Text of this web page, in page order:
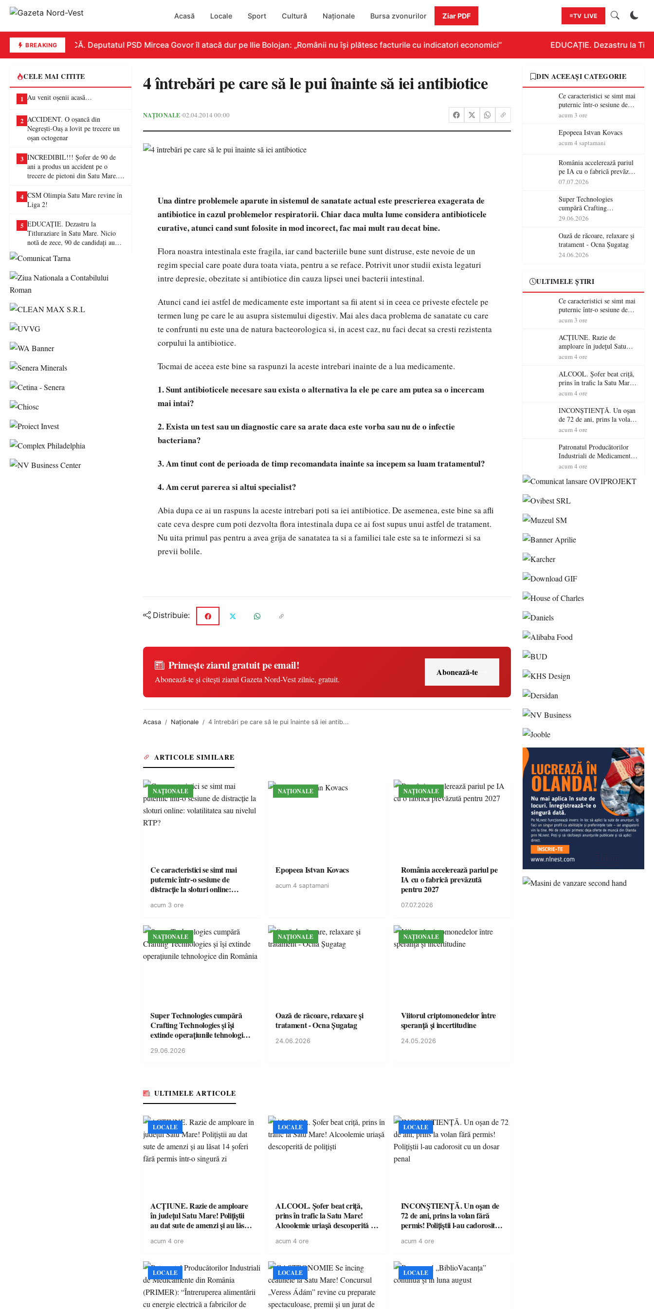
Acasă Locale Sport Cultură Naționale Bursa zvonurilor Ziar PDF TV LIVE
BREAKINGREPLICĂ. Deputatul PSD Mircea Govor îl atacă dur pe Ilie Bolojan: „Românii nu își plătesc facturile cu indicatori economici” EDUCAȚIE. Dezastru la
CELE MAI CITITE
1 Au venit oșenii acasă…
2 ACCIDENT. O oșancă din
Negrești-Oaș a lovit pe trecere un
oșan octogenar
3 INCREDIBIL!!! Șofer de 90 de
ani a produs un accident pe o
trecere de pietoni din Satu Mare. O
4 CSM Olimpia Satu Mare revine în
Liga 2!
5 EDUCAȚIE. Dezastru la
Titluraziare în Satu Mare. Nicio
notă de zece, 90 de candidați au
4 întrebări pe care să le pui înainte să iei antibiotice
NAȚIONALE•02.04.2014 00:00
Una dintre problemele aparute in sistemul de sanatate actual este prescrierea exagerata de
antibiotice in cazul problemelor respiratorii. Chiar daca multa lume considera antibioticele
curative, atunci cand sunt folosite in mod incorect, fac mai mult rau decat bine.
Flora noastra intestinala este fragila, iar cand bacteriile bune sunt distruse, este nevoie de un
regim special care poate dura toata viata, pentru a se reface. Potrivit unor studii exista legaturi
intre depresie, obezitate si antibiotice din cauza lipsei unei bacterii intestinal.
Atunci cand iei astfel de medicamente este important sa fii atent si in ceea ce priveste efectele pe
termen lung pe care le au asupra sistemului digestiv. Mai ales daca problema de sanatate cu care
te confrunti nu este una de natura bacteorologica si, in acest caz, nu faci decat sa cresti rezistenta
corpului la antibiotice.
Tocmai de aceea este bine sa raspunzi la aceste intrebari inainte de a lua medicamente.
1. Sunt antibioticele necesare sau exista o alternativa la ele pe care am putea sa o incercam
mai intai?
2. Exista un test sau un diagnostic care sa arate daca este vorba sau nu de o infectie
bacteriana?
3. Am tinut cont de perioada de timp recomandata inainte sa incepem sa luam tratamentul?
4. Am cerut parerea si altui specialist?
Abia dupa ce ai un raspuns la aceste intrebari poti sa iei antibiotice. De asemenea, este bine sa afli
cate ceva despre cum poti dezvolta flora intestinala dupa ce ai fost supus unui astfel de tratament.
Nu uita primul pas pentru a avea grija de sanatatea ta si a familiei tale este sa te informezi si sa
previi bolile.
Distribuie:
Primește ziarul gratuit pe email!
Abonează-te și citești ziarul Gazeta Nord-Vest zilnic, gratuit.
Abonează-te
Acasa Naționale 4 întrebări pe care să le pui înainte să iei antib...
ARTICOLE SIMILARE
NAȚIONALE
Ce caracteristici se simt mai
puternic într-o sesiune de
distracție la sloturi online:
acum 3 ore
NAȚIONALE
Epopeea Istvan Kovacs
acum 4 saptamani
NAȚIONALE
România accelerează pariul pe
IA cu o fabrică prevăzută
pentru 2027
07.07.2026
NAȚIONALE
Super Technologies cumpără
Crafting Technologies și își
extinde operațiunile tehnologice
29.06.2026
NAȚIONALE
Oază de răcoare, relaxare și
tratament - Ocna Șugatag
24.06.2026
NAȚIONALE
Viitorul criptomonedelor între
speranță și incertitudine
24.05.2026
ULTIMELE ARTICOLE
LOCALE
ACȚIUNE. Razie de amploare
în județul Satu Mare! Polițiștii
au dat sute de amenzi și au lăsat
singură zi
acum 4 ore
LOCALE
ALCOOL. Șofer beat criță,
prins în trafic la Satu Mare!
Alcoolemie uriașă descoperită de
acum 4 ore
LOCALE
INCONȘTIENȚĂ. Un oșan de
72 de ani, prins la volan fără
permis! Polițiștii l-au cadorosit
acum 4 ore
LOCALE LOCALE LOCALE
DIN ACEEAȘI CATEGORIE
Ce caracteristici se simt mai
puternic într-o sesiune de
distracție la sloturi online:
RTP?
acum 3 ore
Epopeea Istvan Kovacs
acum 4 saptamani
România accelerează pariul
pe IA cu o fabrică prevăzută
pentru 2027
07.07.2026
Super Technologies
cumpără Crafting
Technologies și își extinde
România
29.06.2026
Oază de răcoare, relaxare și
tratament - Ocna Șugatag
24.06.2026
ULTIMELE ȘTIRI
Ce caracteristici se simt mai
puternic într-o sesiune de
distracție la sloturi online:
RTP?
acum 3 ore
ACȚIUNE. Razie de
amploare în județul Satu
Mare! Polițiștii au dat sute
șoferi fără permis într-o
singură zi
acum 4 ore
ALCOOL. Șofer beat criță,
prins în trafic la Satu Mare!
Alcoolemie uriașă
acum 4 ore
INCONȘTIENȚĂ. Un oșan
de 72 de ani, prins la volan
fără permis! Polițiștii l-au
acum 4 ore
Patronatul Producătorilor
Industriali de Medicamente
din România (PRIMER):
energie electrică a fabricilor
pericol accesul pacienților la
acum 4 ore